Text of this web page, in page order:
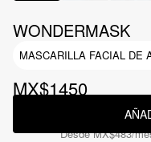
WONDERMASK
MASCARILLA FACIAL DE
MX$1450
DesdeMX$483/